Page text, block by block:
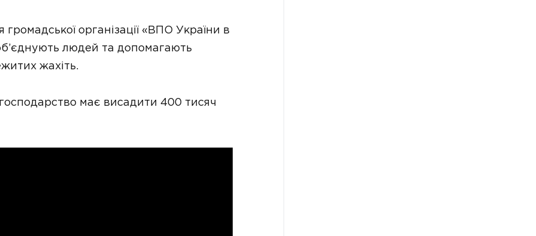
громадської організації «ВПО України в
людей та допомагають
жахіть.
має висадити 400 тисяч